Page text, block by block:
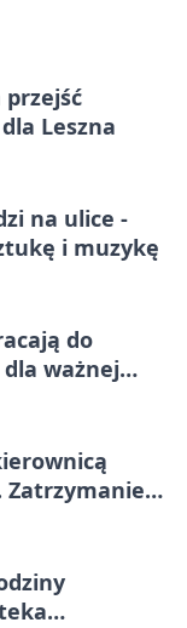
przejść
Leszna
na ulice -
i muzykę
do
ważnej
Zatrzymanie